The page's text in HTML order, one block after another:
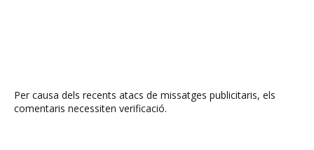
Per causa dels recents atacs de missatges publicitaris, els
comentaris necessiten verificació.